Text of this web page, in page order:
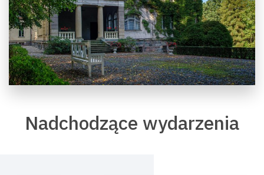
Nadchodzące wydarzenia